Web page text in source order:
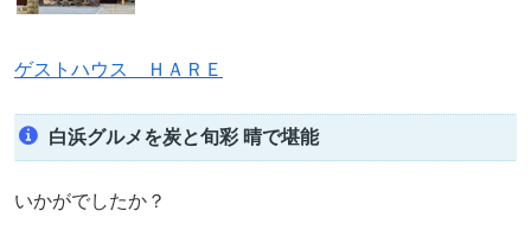
ゲストハウス ＨＡＲＥ
白浜グルメを炭と旬彩 晴で堪能
いかがでしたか？